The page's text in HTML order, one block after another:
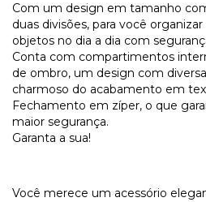
Com um design em tamanho
duas divisões, para você
objetos no dia a dia com
Conta com compartimentos
de ombro, um design com
charmoso do acabamento em
Fechamento em zíper, o que
maior segurança.
Garanta a sua!
Você merece um acessório